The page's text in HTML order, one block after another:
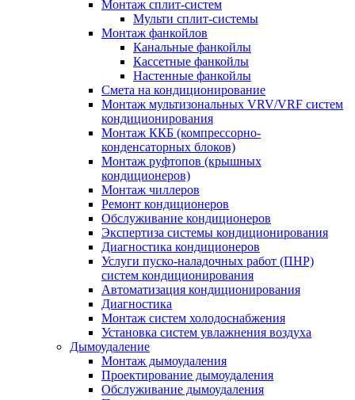
Монтаж сплит-систем
Мульти сплит-системы
Монтаж фанкойлов
Канальные фанкойлы
Кассетные фанкойлы
Настенные фанкойлы
Смета на кондиционирование
Монтаж мультизональных VRV/VRF систем
кондиционирования
Монтаж ККБ (компрессорно-
конденсаторных блоков)
Монтаж руфтопов (крышных
кондиционеров)
Монтаж чиллеров
Ремонт кондиционеров
Обслуживание кондиционеров
Экспертиза системы кондиционирования
Диагностика кондиционеров
Услуги пуско-наладочных работ (ПНР)
систем кондиционирования
Автоматизация кондиционирования
Диагностика
Монтаж систем холодоснабжения
Установка систем увлажнения воздуха
Дымоудаление
Монтаж дымоудаления
Проектирование дымоудаления
Обслуживание дымоудаления